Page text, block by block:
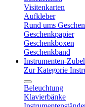
Visitenkarten
Aufkleber
Rund ums
Geschenkpapier
Geschenkboxen
Geschenkband
Instrumenten-
Zur Kategorie
Beleuchtung
Klavierbänke